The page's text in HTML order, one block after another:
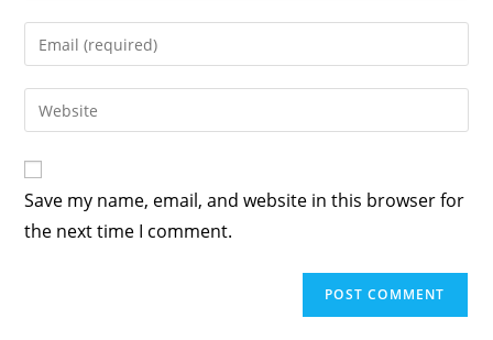
Save my name, email, and website in this browser for
the next time I comment.